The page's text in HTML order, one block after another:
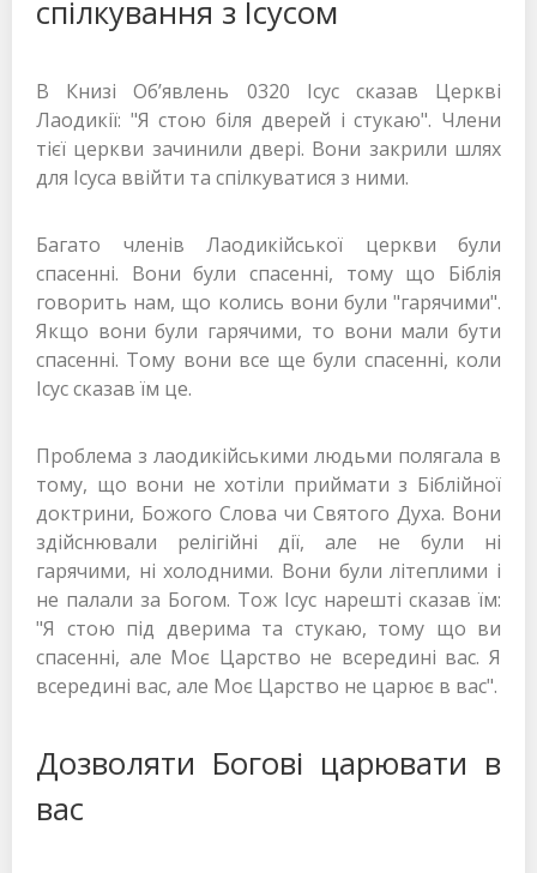
спілкування з Ісусом
В Книзі Об’явлень 0320 Ісус сказав Церкві
Лаодикії: "Я стою біля дверей і стукаю". Члени
тієї церкви зачинили двері. Вони закрили шлях
для Ісуса ввійти та спілкуватися з ними.
Багато членів Лаодикійської церкви були
спасенні. Вони були спасенні, тому що Біблія
говорить нам, що колись вони були "гарячими".
Якщо вони були гарячими, то вони мали бути
спасенні. Тому вони все ще були спасенні, коли
Ісус сказав їм це.
Проблема з лаодикійськими людьми полягала в
тому, що вони не хотіли приймати з Біблійної
доктрини, Божого Слова чи Святого Духа. Вони
здійснювали релігійні дії, але не були ні
гарячими, ні холодними. Вони були літеплими і
не палали за Богом. Тож Ісус нарешті сказав їм:
"Я стою під дверима та стукаю, тому що ви
спасенні, але Моє Царство не всередині вас. Я
всередині вас, але Моє Царство не царює в вас".
Дозволяти Богові царювати в
вас